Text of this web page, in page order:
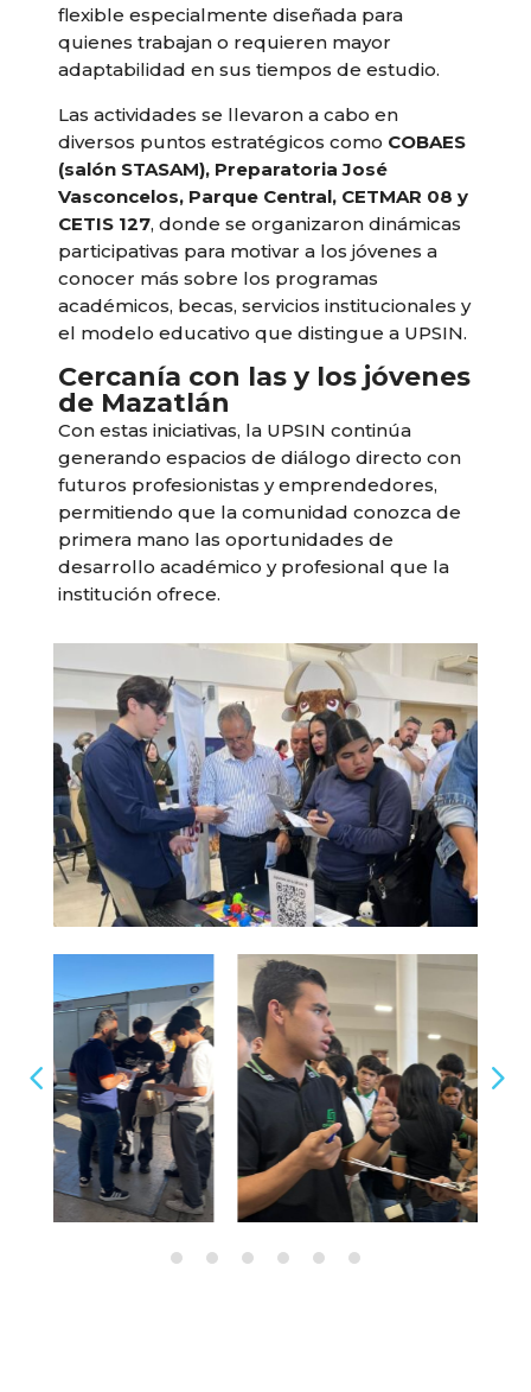
flexible especialmente diseñada para
quienes trabajan o requieren mayor
adaptabilidad en sus tiempos de estudio.
Las actividades se llevaron a cabo en
diversos puntos estratégicos como COBAES
(salón STASAM), Preparatoria José
Vasconcelos, Parque Central, CETMAR 08 y
CETIS 127, donde se organizaron dinámicas
participativas para motivar a los jóvenes a
conocer más sobre los programas
académicos, becas, servicios institucionales y
el modelo educativo que distingue a UPSIN.
Cercanía con las y los jóvenes
de Mazatlán
Con estas iniciativas, la UPSIN continúa
generando espacios de diálogo directo con
futuros profesionistas y emprendedores,
permitiendo que la comunidad conozca de
primera mano las oportunidades de
desarrollo académico y profesional que la
institución ofrece.